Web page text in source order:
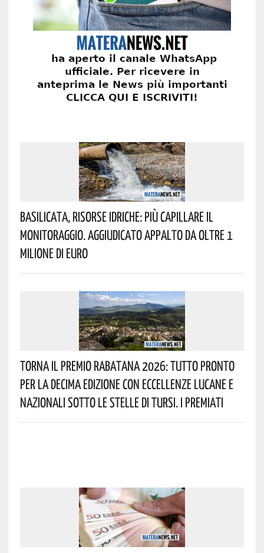
Basilicata, Risorse Idriche: Più Capillare Il
Monitoraggio. Aggiudicato Appalto Da Oltre 1
Milione Di Euro
Torna Il Premio Rabatana 2026: Tutto Pronto
Per La Decima Edizione Con Eccellenze Lucane E
Nazionali Sotto Le Stelle Di Tursi. I Premiati